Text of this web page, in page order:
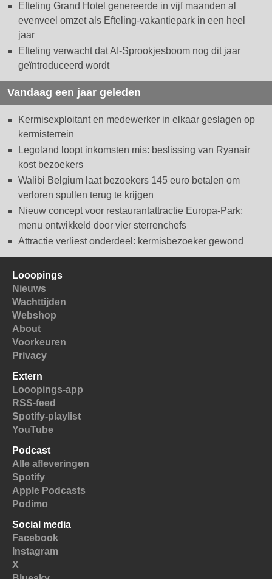
Efteling Grand Hotel genereerde in vijf maanden al
evenveel omzet als Efteling-vakantiepark in een heel
jaar
Efteling verwacht dat AI-Sprookjesboom nog dit jaar
geïntroduceerd wordt
Vandaag een jaar geleden
Kermisexploitant en medewerker in elkaar geslagen op
kermisterrein
Legoland loopt inkomsten mis: beslissing van Ryanair
kost bezoekers
Walibi Belgium laat bezoekers 145 euro betalen om
verloren spullen terug te krijgen
Nieuw concept voor restaurantattractie Europa-Park:
menu ontwikkeld door vier sterrenchefs
Attractie verliest onderdeel: kermisbezoeker gewond
Looopings
Nieuws
Wachttijden
Webshop
About
Voorkeuren
Privacy
Extern
Looopings-app
RSS-feed
Spotify-playlist
YouTube
Podcast
Alle afleveringen
Spotify
Apple Podcasts
Podimo
Social media
Facebook
Instagram
X